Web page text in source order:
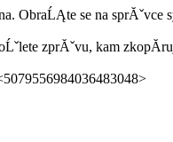
ObraĹĄte se na sprĂˇvce
zprĂˇvu, kam